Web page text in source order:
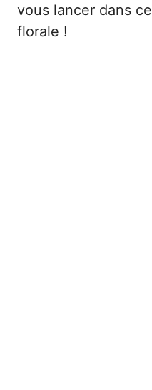
vous lancer dans
florale !